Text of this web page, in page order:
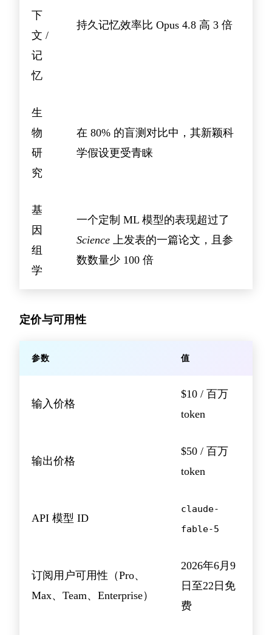
下
文 /
记
忆
持久记忆效率比 Opus 4.8 高 3 倍
生
物
研
究
在 80% 的盲测对比中，其新颖科
学假设更受青睐
基
因
组
学
一个定制 ML 模型的表现超过了
Science 上发表的一篇论文，且参
数数量少 100 倍
定价与可用性
参数 值
输入价格
$10 / 百万
token
输出价格
$50 / 百万
token
API 模型 ID
claude-
fable-5
订阅用户可用性（Pro、
Max、Team、Enterprise）
2026年6月9
日至22日免
费